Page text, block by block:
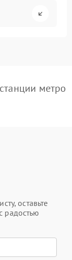
метро
оставьте
радостью